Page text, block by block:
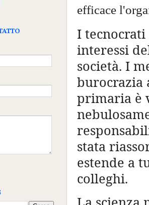
efficace
I
interessi
società. I
burocrazia
primaria è
stata
estende a
colleghi.